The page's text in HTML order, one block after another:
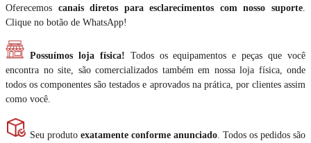
Oferecemos canais diretos para esclarecimentos com nosso suporte
Clique no botão de WhatsApp!
Possuímos loja física! Todos os equipamentos e peças que você
encontra no site, são comercializados também em nossa loja física, onde
todos os componentes são testados e aprovados na prática, por clientes assim
como você.
Seu produto exatamente conforme anunciado . Todos os pedidos são